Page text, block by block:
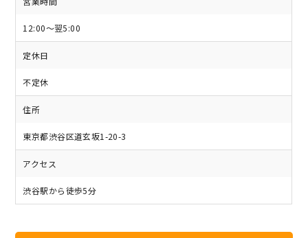
12:00〜翌5:00
定休日
不定休
住所
東京都渋谷区道玄坂1-20-3
アクセス
渋谷駅から徒歩5分